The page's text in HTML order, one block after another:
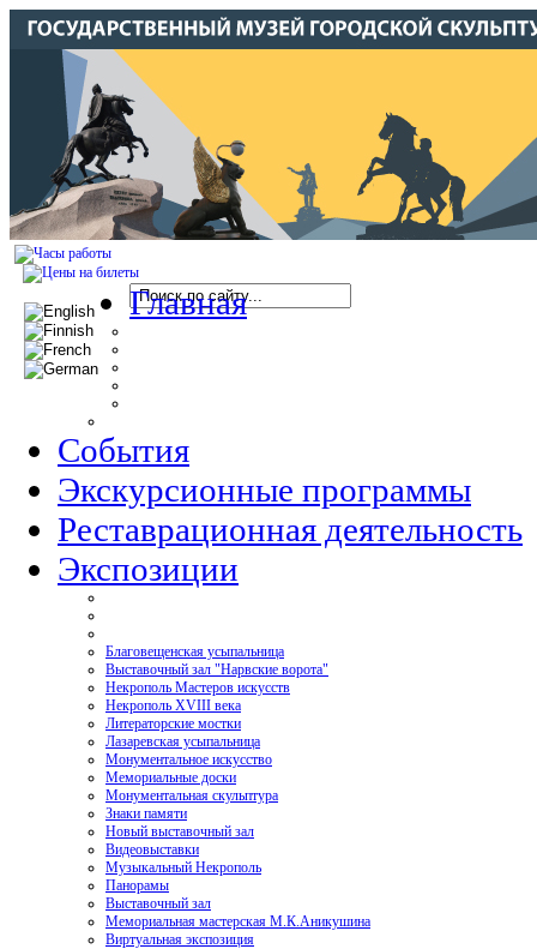
Главная
События
Экскурсионные программы
Реставрационная деятельность
Экспозиции
Благовещенская усыпальница
Выставочный зал "Нарвские ворота"
Некрополь Мастеров искусств
Некрополь XVIII века
Литераторские мостки
Лазаревская усыпальница
Монументальное искусство
Мемориальные доски
Монументальная скульптура
Знаки памяти
Новый выставочный зал
Видеовыставки
Музыкальный Некрополь
Панорамы
Выставочный зал
Мемориальная мастерская М.К.Аникушина
Виртуальная экспозиция